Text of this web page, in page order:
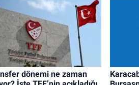
dönemi ne zaman